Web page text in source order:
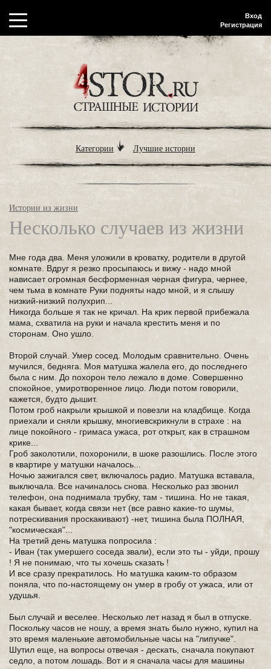
Вход
Регистрация
Категории Лучшие истории
Истории из жизни
Несколько случаев из жизни
Мне года два. Меня уложили в кроватку, родители в другой
комнате. Вдруг я резко просыпаюсь и вижу - надо мной
нависает огромная бесформенная черная фигура, чернее,
чем тьма в комнате Руки подняты надо мной, и я слышу
низкий-низкий полухрип...
Никогда больше я так не кричал. На крик первой прибежала
мама, схватила на руки и начала крестить меня и по
сторонам. Оно ушло.
Второй случай. Умер сосед. Молодым сравнительно. Очень
мучился, бедняга. Моя матушка жалела его, до последнего
была с ним. До похорон тело лежало в доме. Совершенно
спокойное, умиротворенное лицо. Люди потом говорили,
кажется, будто дышит.
Потом гроб накрыли крышкой и повезли на кладбище. Когда
приехали и сняли крышку, многиевскрикнули в страхе : на
лице покойного - гримаса ужаса, рот открыт, как в страшном
крике...
Гроб заколотили, похоронили, в шоке разошлись. После этого
в квартире у матушки началось...
Ночью зажигался свет, включалось радио. Матушка вставала,
выключала. Все начиналось снова. Несколько раз звонил
телефон, она поднимала трубку, там - тишина. Но не такая,
какая бывает, когда связи нет (все равно какие-то шумы,
потрескивания проскакивают) -нет, тишина была ПОЛНАЯ,
"космическая"...
На третий день матушка попросила :
- Иван (так умершего соседа звали), если это ты - уйди, прошу
! Я не понимаю, что ты хочешь сказать !
И все сразу прекратилось. Но матушка каким-то образом
поняла, что по-настоящему он умер в гробу от ужаса, или от
удушья.
Был случай и веселее. Несколько лет назад я был в отпуске.
Поскольку часов не ношу, а время знать было нужно, купил на
это время маленькие автомобильные часы на "липучке".
Шутил еще, на вопросы отвечая - дескать, сначала покупают
седло, а потом лошадь. Вот и я сначала часы для машины